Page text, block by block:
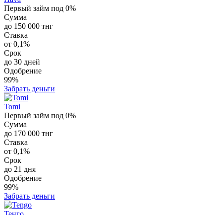
Первый займ под 0%
Сумма
до 150 000 тнг
Ставка
от 0,1%
Срок
до 30 дней
Одобрение
99%
Забрать деньги
Tomi
Первый займ под 0%
Сумма
до 170 000 тнг
Ставка
от 0,1%
Срок
до 21 дня
Одобрение
99%
Забрать деньги